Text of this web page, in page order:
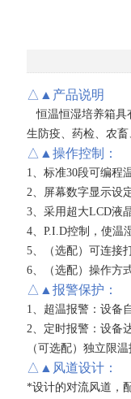
△▲ 产品说明
恒温恒湿培养箱具
生防疫、 药检、 农畜
△▲ 操作控制 ：
1、 标准30段可编程
2、 屏幕数字显示设
3、 采用超大LCD液
4、P.I.D控制 ， 使温
5、（选配） 可连接
6、（选配） 操作方
△▲ 报警保护 ：
1、 超温报警 ： 设备
2、 定时报警 ： 设备
（可选配） 独立限
△▲ 风道设计 ：
*设计的对流风道 ，